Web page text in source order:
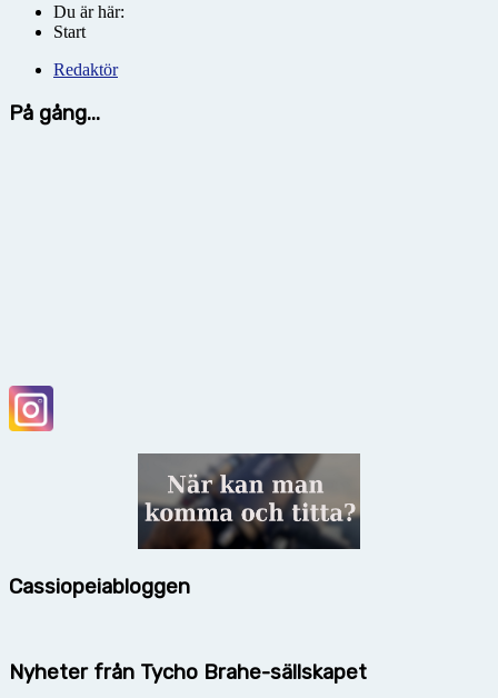
Du är här:
Start
Redaktör
På gång...
Cassiopeiabloggen
Nyheter från Tycho Brahe-sällskapet